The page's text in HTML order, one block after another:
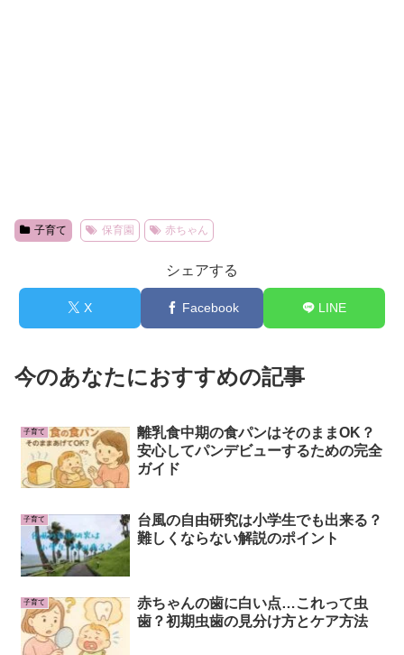
子育て 保育園 赤ちゃん
シェアする
X Facebook LINE
今のあなたにおすすめの記事
子育て
離乳食中期の食パンはそのままOK？
安心してパンデビューするための完全
ガイド
子育て
台風の自由研究は小学生でも出来る？
難しくならない解説のポイント
子育て
赤ちゃんの歯に白い点…これって虫
歯？初期虫歯の見分け方とケア方法